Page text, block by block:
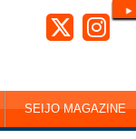
SEIJO MAGAZINE